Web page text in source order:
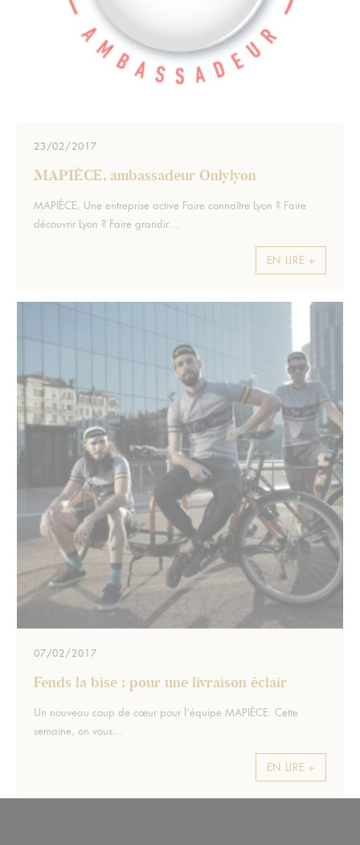
MAPIÈCE, ambassadeur Onlylyon
23/02/2017
Extrait :
MAPIÈCE, Une entreprise active Faire connaître Lyon ? Faire
découvrir Lyon ? Faire grandir…
EN LIRE +
Fends la bise : pour une livraison éclair
07/02/2017
Extrait :
Un nouveau coup de cœur pour l’équipe MAPIÈCE. Cette
semaine, on vous…
EN LIRE +